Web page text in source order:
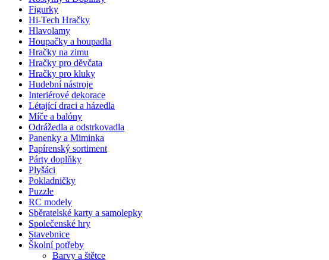
Figurky
Hi-Tech Hračky
Hlavolamy
Houpačky a houpadla
Hračky na zimu
Hračky pro děvčata
Hračky pro kluky
Hudební nástroje
Interiérové dekorace
Létající draci a házedla
Míče a balóny
Odrážedla a odstrkovadla
Panenky a Miminka
Papírenský sortiment
Párty doplňky
Plyšáci
Pokladničky
Puzzle
RC modely
Sběratelské karty a samolepky
Společenské hry
Stavebnice
Školní potřeby
Barvy a štětce